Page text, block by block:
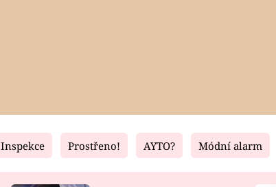
Fresh Living
Inspekce Prostřeno! AYTO? Módní alarm